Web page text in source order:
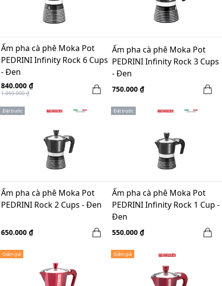
Ấm pha cà phê Moka Pot
PEDRINI Infinity Rock 6 Cups
- Đen
840.000 ₫
1.050.000 ₫
Ấm pha cà phê Moka Pot
PEDRINI Infinity Rock 3 Cups
- Đen
750.000 ₫
Đặt trước
Ấm pha cà phê Moka Pot
PEDRINI Rock 2 Cups - Đen
650.000 ₫
Đặt trước
Ấm pha cà phê Moka Pot
PEDRINI Infinity Rock 1 Cup -
Đen
550.000 ₫
Giảm giá Giảm giá